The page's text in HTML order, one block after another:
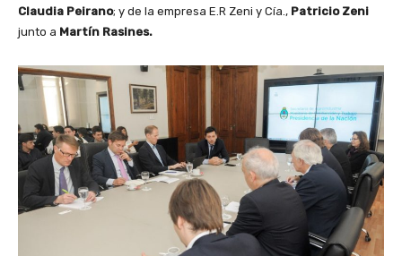
Claudia Peirano; y de la empresa E.R Zeni y Cía., Patricio Zeni
junto a Martín Rasines.